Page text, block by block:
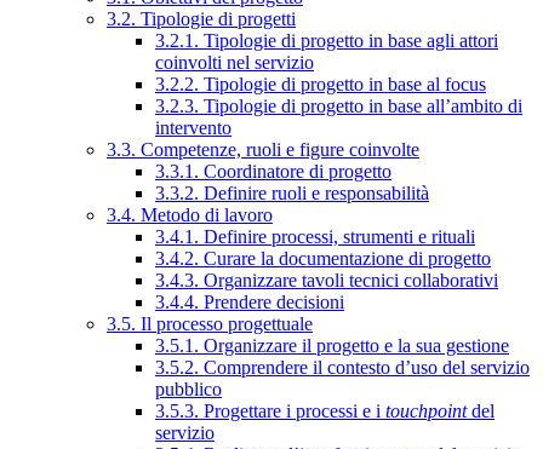
3.2. Tipologie di progetti
3.2.1. Tipologie di progetto in base agli attori
coinvolti nel servizio
3.2.2. Tipologie di progetto in base al focus
3.2.3. Tipologie di progetto in base all’ambito di
intervento
3.3. Competenze, ruoli e figure coinvolte
3.3.1. Coordinatore di progetto
3.3.2. Definire ruoli e responsabilità
3.4. Metodo di lavoro
3.4.1. Definire processi, strumenti e rituali
3.4.2. Curare la documentazione di progetto
3.4.3. Organizzare tavoli tecnici collaborativi
3.4.4. Prendere decisioni
3.5. Il processo progettuale
3.5.1. Organizzare il progetto e la sua gestione
3.5.2. Comprendere il contesto d’uso del servizio
pubblico
3.5.3. Progettare i processi e i touchpointdel
servizio